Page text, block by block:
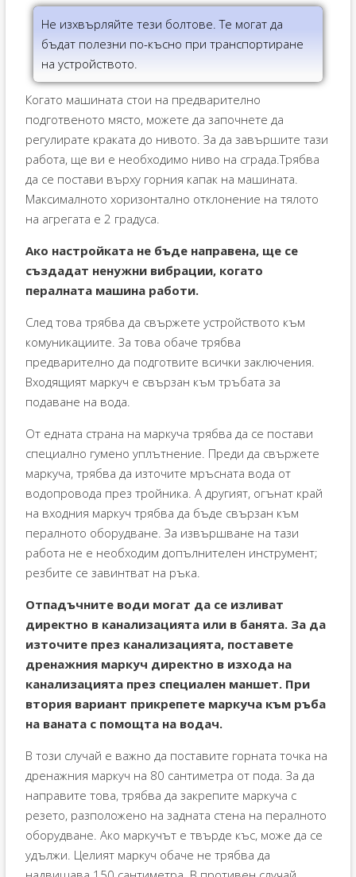
Не изхвърляйте тези болтове. Те могат да
бъдат полезни по-късно при транспортиране
на устройството.
Когато машината стои на предварително
подготвеното място, можете да започнете да
регулирате краката до нивото. За да завършите тази
работа, ще ви е необходимо ниво на сграда.Трябва
да се постави върху горния капак на машината.
Максималното хоризонтално отклонение на тялото
на агрегата е 2 градуса.
Ако настройката не бъде направена, ще се
създадат ненужни вибрации, когато
пералната машина работи.
След това трябва да свържете устройството към
комуникациите. За това обаче трябва
предварително да подготвите всички заключения.
Входящият маркуч е свързан към тръбата за
подаване на вода.
От едната страна на маркуча трябва да се постави
специално гумено уплътнение. Преди да свържете
маркуча, трябва да източите мръсната вода от
водопровода през тройника. А другият, огънат край
на входния маркуч трябва да бъде свързан към
пералното оборудване. За извършване на тази
работа не е необходим допълнителен инструмент;
резбите се завинтват на ръка.
Отпадъчните води могат да се изливат
директно в канализацията или в банята. За да
източите през канализацията, поставете
дренажния маркуч директно в изхода на
канализацията през специален маншет. При
втория вариант прикрепете маркуча към ръба
на ваната с помощта на водач.
В този случай е важно да поставите горната точка на
дренажния маркуч на 80 сантиметра от пода. За да
направите това, трябва да закрепите маркуча с
резето, разположено на задната стена на пералното
оборудване. Ако маркучът е твърде къс, може да се
удължи. Целият маркуч обаче не трябва да